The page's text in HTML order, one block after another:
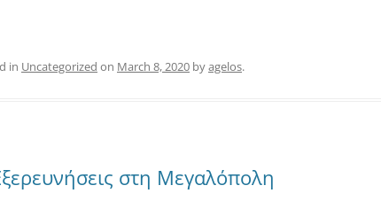
in Uncategorized on March 8, 2020 byagelos.
στη Μεγαλόπολη